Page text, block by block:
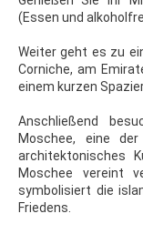
(Essen und
Weiter geht es zu
Corniche, am
einem kurzen
Anschließend
Moschee, eine
architektonisches
Moschee vereint
symbolisiert die
Friedens.